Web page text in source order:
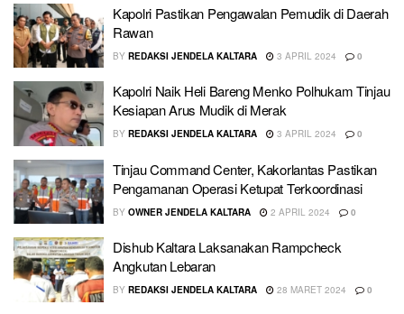
Kapolri Pastikan Pengawalan Pemudik di Daerah
Rawan
BY REDAKSI JENDELA KALTARA 3 APRIL 2024 0
Kapolri Naik Heli Bareng Menko Polhukam Tinjau
Kesiapan Arus Mudik di Merak
BY REDAKSI JENDELA KALTARA 3 APRIL 2024 0
Tinjau Command Center, Kakorlantas Pastikan
Pengamanan Operasi Ketupat Terkoordinasi
BY OWNER JENDELA KALTARA 2 APRIL 2024 0
Dishub Kaltara Laksanakan Rampcheck
Angkutan Lebaran
BY REDAKSI JENDELA KALTARA 28 MARET 2024 0